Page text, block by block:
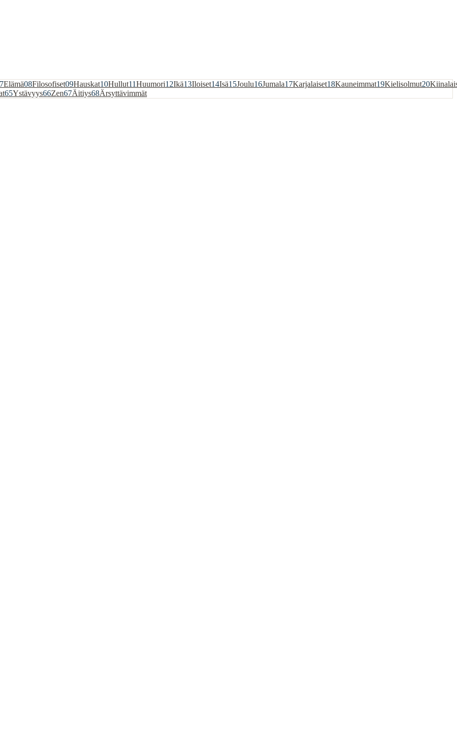
Elämä08Filosofiset09Hauskat10Hullut11Huumori12Ikä13Iloiset14Isä15Joulu16Jumala17Karjalaiset18Kauneimmat19Kielisolmut20
65Ystävyys66Zen67Äitiys68Ärsyttävimmät